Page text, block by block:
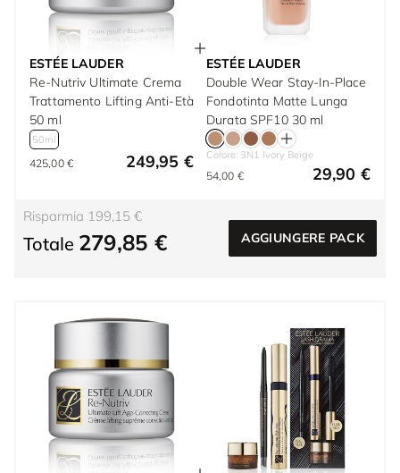
ESTÉE LAUDER
Re-Nutriv Ultimate Crema
Trattamento Lifting Anti-Età
50 ml
50ml
425,00 € 249,95 €
ESTÉE LAUDER
Double Wear Stay-In-Place
Fondotinta Matte Lunga
Durata SPF10 30 ml
Colore: 3N1 Ivory Beige
54,00 € 29,90 €
Risparmia 199,15 €
Totale 279,85 € AGGIUNGERE PACK